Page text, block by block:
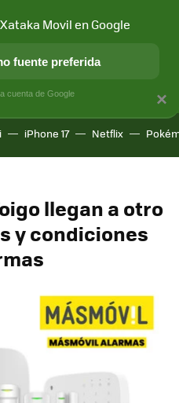
APLICACIONES
iPhone 17 Netflix
llegan a otro
y condiciones
×
Movil en Google
fuente preferida
cuenta de Google